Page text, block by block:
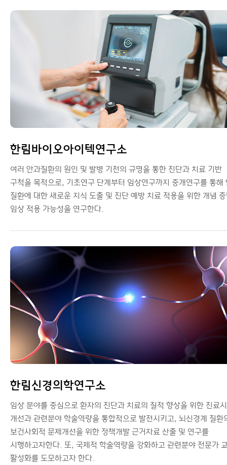
한림바이오아이텍연구소
여러 안과질환의 원인 및 발병 기전의 규명을 통한 진단과 치료 기반
구척을 목적으로, 기초연구 단계부터 임상연구까지 중개연구를 통해
질환에 대한 새로운 지식 도출 및 진단 예방 치료 적용을 위한 개념
임상 적용 가능성을 연구한다.
한림신경의학연구소
임상 분야를 중심으로 환자의 진단과 치료의 질적 향상을 위한 진료
개선과 관련분야 학술역량을 통합적으로 발전시키고, 뇌신경계 질환
보건사회적 문제개선을 위한 정책개발 근거자료 산출 및 연구를
시행하고자한다. 또, 국제적 학술역량을 강화하고 관련분야 전문가
활성화를 도모하고자 한다.